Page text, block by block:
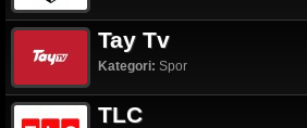
Tay Tv
Kategori: Spor
TLC